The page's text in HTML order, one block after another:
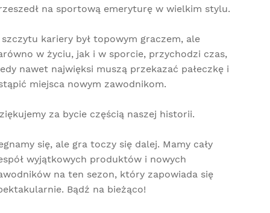
na sportową emeryturę w wielkim stylu.
szczytu kariery był topowym graczem, ale
w życiu, jak i w sporcie, przychodzi czas,
nawet najwięksi muszą przekazać pałeczkę i
miejsca nowym zawodnikom.
za bycie częścią naszej historii.
się, ale gra toczy się dalej. Mamy cały
wyjątkowych produktów i nowych
na ten sezon, który zapowiada się
Bądź na bieżąco!